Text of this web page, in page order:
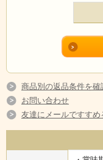
商品別の返品条件を確
お問い合わせ
友達にメールですすめ